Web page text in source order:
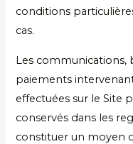
conditions
cas.
Les
paiements
effectuées sur le Site
conservés dans les
constituer un moyen